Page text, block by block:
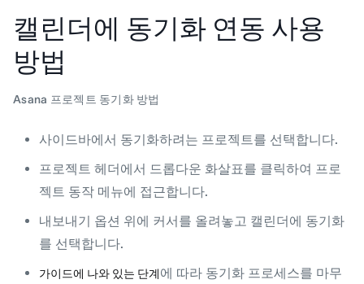
캘린더에 동기화 연동 사용
방법
Asana 프로젝트 동기화 방법
사이드바에서 동기화하려는 프로젝트를 선택합니다.
프로젝트 헤더에서 드롭다운 화살표를 클릭하여 프로
젝트 동작 메뉴에 접근합니다.
내보내기 옵션 위에 커서를 올려놓고 캘린더에 동기화
를 선택합니다.
가이드에 나와 있는 단계에 따라 동기화 프로세스를 마무